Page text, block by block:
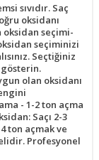
sıvıdır. Saç
oksidanı
oksidan seçimi-
seçiminizi
Seçtiğiniz
olan oksidanı
- 1-2 ton açma
Saçı 2-3
ton açmak ve
Profesyonel